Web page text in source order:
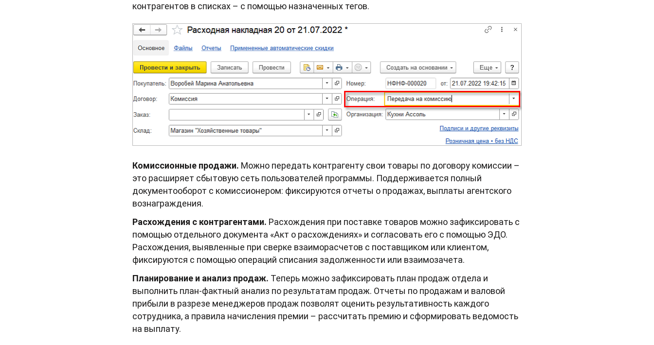
контрагентов в списках – с помощью назначенных тегов.
Комиссионные продажи. Можно передать контрагенту свои товары по договору комиссии –
это расширяет сбытовую сеть пользователей программы. Поддерживается полный
документооборот с комиссионером: фиксируются отчеты о продажах, выплаты агентского
вознаграждения.
Расхождения с контрагентами. Расхождения при поставке товаров можно зафиксировать с
помощью отдельного документа «Акт о расхождениях» и согласовать его с помощью ЭДО.
Расхождения, выявленные при сверке взаиморасчетов с поставщиком или клиентом,
фиксируются с помощью операций списания задолженности или взаимозачета.
Планирование и анализ продаж. Теперь можно зафиксировать план продаж отдела и
выполнить план-фактный анализ по результатам продаж. Отчеты по продажам и валовой
прибыли в разрезе менеджеров продаж позволят оценить результативность каждого
сотрудника, а правила начисления премии – рассчитать премию и сформировать ведомость
на выплату.